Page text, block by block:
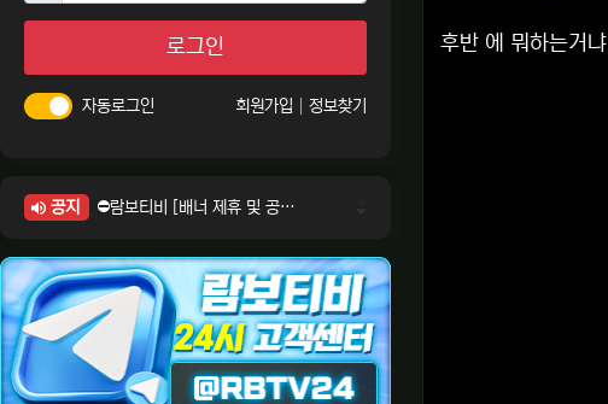
본문
후반 에 뭐하는거냐
로그인
자동로그인 회원가입 정보찾기
공지
⛔람보티비 [배너 제휴 및 공식 입점 문의 안내]
⛔람보티비 [정회원 등급UP! 안내사항]
⛔람보티비 [채팅방 이용시 주의사항]
⛔람보티비 [공식보증업체 안내]